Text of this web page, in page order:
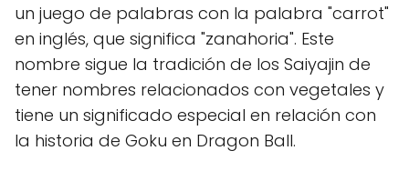
un juego de palabras con la palabra "carrot"
en inglés, que significa "zanahoria". Este
nombre sigue la tradición de los Saiyajin de
tener nombres relacionados con vegetales y
tiene un significado especial en relación con
la historia de Goku en Dragon Ball.